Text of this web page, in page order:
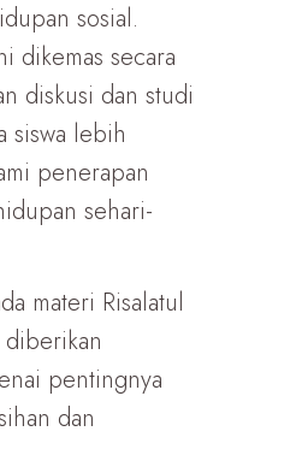
sosial.
dikemas secara
diskusi dan studi
siswa lebih
penerapan
sehari-
materi Risalatul
pentingnya
dan